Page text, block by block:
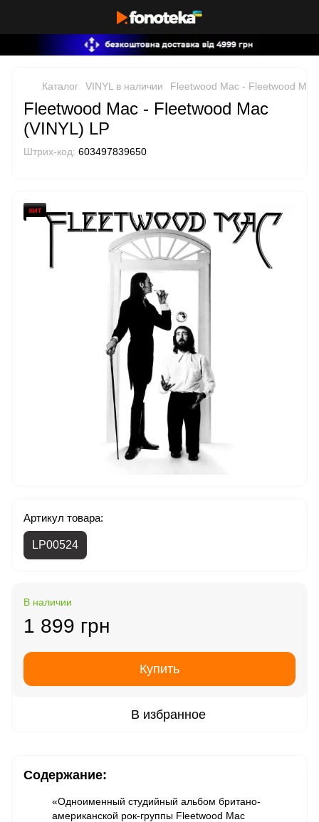
Каталог VINYL в наличии Fleetwood Mac - Fleetwood
Fleetwood Mac - Fleetwood Mac
(VINYL) LP
Штрих-код: 603497839650
хит
Артикул товара:
LP00524
В наличии
1 899 грн
Купить
В избранное
Содержание:
«Одноименный студийный альбом британо-
американской рок-группы Fleetwood Mac